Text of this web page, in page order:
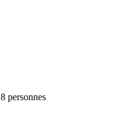
8 personnes